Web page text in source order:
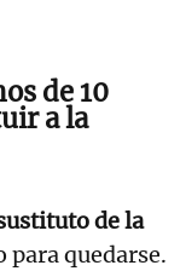
de 10
a la
de la
para quedarse.